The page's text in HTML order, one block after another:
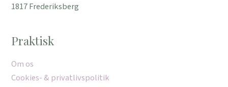
1817 Frederiksberg
Praktisk
Om os
Cookies- & privatlivspolitik